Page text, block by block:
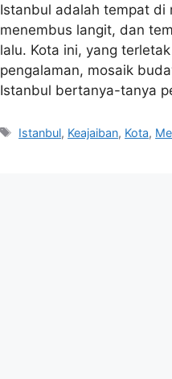
Istanbul adalah tempat di
menembus langit, dan
lalu. Kota ini, yang
pengalaman, mosaik
Istanbul bertanya-tanya
Tags
Istanbul, Keajaiban, Kota,